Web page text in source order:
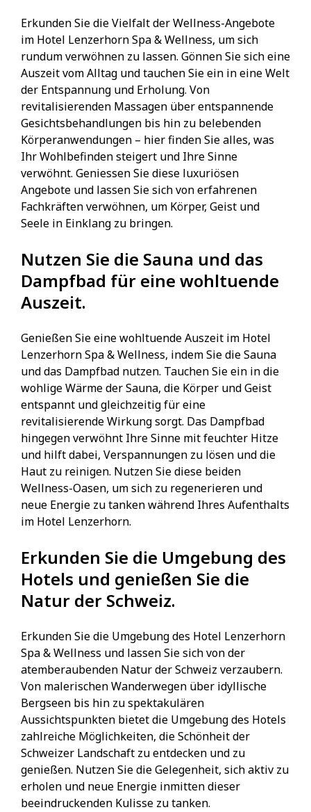
Erkunden Sie die Vielfalt der Wellness-Angebote
im Hotel Lenzerhorn Spa & Wellness, um sich
rundum verwöhnen zu lassen. Gönnen Sie sich eine
Auszeit vom Alltag und tauchen Sie ein in eine Welt
der Entspannung und Erholung. Von
revitalisierenden Massagen über entspannende
Gesichtsbehandlungen bis hin zu belebenden
Körperanwendungen – hier finden Sie alles, was
Ihr Wohlbefinden steigert und Ihre Sinne
verwöhnt. Geniessen Sie diese luxuriösen
Angebote und lassen Sie sich von erfahrenen
Fachkräften verwöhnen, um Körper, Geist und
Seele in Einklang zu bringen.
Nutzen Sie die Sauna und das
Dampfbad für eine wohltuende
Auszeit.
Genießen Sie eine wohltuende Auszeit im Hotel
Lenzerhorn Spa & Wellness, indem Sie die Sauna
und das Dampfbad nutzen. Tauchen Sie ein in die
wohlige Wärme der Sauna, die Körper und Geist
entspannt und gleichzeitig für eine
revitalisierende Wirkung sorgt. Das Dampfbad
hingegen verwöhnt Ihre Sinne mit feuchter Hitze
und hilft dabei, Verspannungen zu lösen und die
Haut zu reinigen. Nutzen Sie diese beiden
Wellness-Oasen, um sich zu regenerieren und
neue Energie zu tanken während Ihres Aufenthalts
im Hotel Lenzerhorn.
Erkunden Sie die Umgebung des
Hotels und genießen Sie die
Natur der Schweiz.
Erkunden Sie die Umgebung des Hotel Lenzerhorn
Spa & Wellness und lassen Sie sich von der
atemberaubenden Natur der Schweiz verzaubern.
Von malerischen Wanderwegen über idyllische
Bergseen bis hin zu spektakulären
Aussichtspunkten bietet die Umgebung des Hotels
zahlreiche Möglichkeiten, die Schönheit der
Schweizer Landschaft zu entdecken und zu
genießen. Nutzen Sie die Gelegenheit, sich aktiv zu
erholen und neue Energie inmitten dieser
beeindruckenden Kulisse zu tanken.